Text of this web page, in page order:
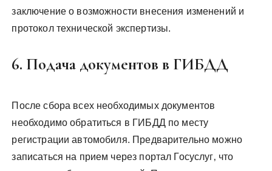
заключение о возможности внесения изменений и
протокол технической экспертизы.
6. Подача документов в ГИБДД
После сбора всех необходимых документов
необходимо обратиться в ГИБДД по месту
регистрации автомобиля. Предварительно можно
записаться на прием через портал Госуслуг‚ что